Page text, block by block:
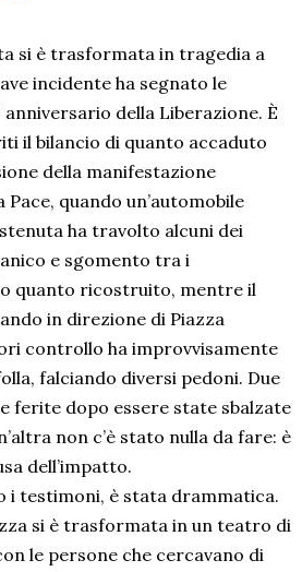
si è trasformata in tragedia a
incidente ha segnato le
anniversario della Liberazione. È
il bilancio di quanto accaduto
della manifestazione
quando un’automobile
ha travolto alcuni dei
e sgomento tra i
quanto ricostruito, mentre il
in direzione di Piazza
controllo ha improvvisamente
falciando diversi pedoni. Due
ferite dopo essere state sbalzate
non c’è stato nulla da fare: è
dell’impatto.
i testimoni, è stata drammatica.
si è trasformata in un teatro di
le persone che cercavano di